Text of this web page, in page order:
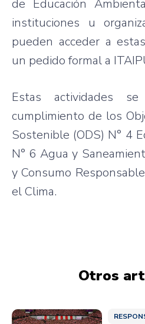
de Educación
instituciones u
pueden acceder a
un pedido formal a
Estas actividades
cumplimiento de los
Sostenible (ODS) N° 4
N° 6 Agua y
y Consumo
el Clima.
Otros